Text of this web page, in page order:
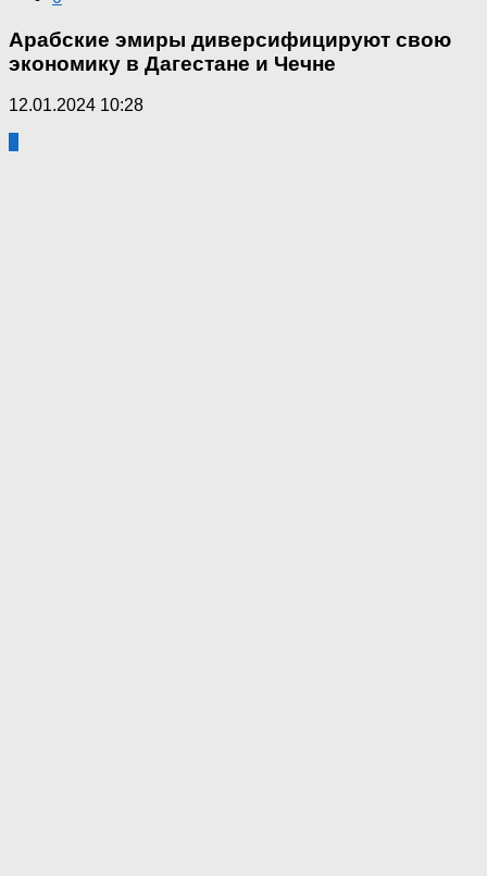
Арабские эмиры диверсифицируют свою
экономику в Дагестане и Чечне
12.01.2024 10:28